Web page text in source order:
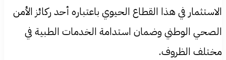
الاستثمار في هذا القطاع الحيوي باعتباره أحد ركائز الأمن
الصحي الوطني وضمان استدامة الخدمات الطبية في
مختلف الظروف.